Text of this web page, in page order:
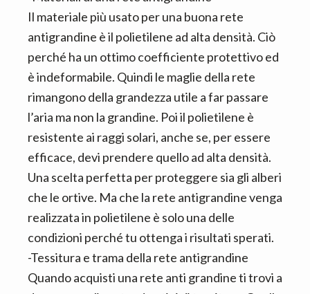
Il materiale più usato per una buona rete
antigrandine è il polietilene ad alta densità. Ciò
perché ha un ottimo coefficiente protettivo ed
è indeformabile. Quindi le maglie della rete
rimangono della grandezza utile a far passare
l’aria ma non la grandine. Poi il polietilene è
resistente ai raggi solari, anche se, per essere
efficace, devi prendere quello ad alta densità.
Una scelta perfetta per proteggere sia gli alberi
che le ortive. Ma che la rete antigrandine venga
realizzata in polietilene è solo una delle
condizioni perché tu ottenga i risultati sperati.
-Tessitura e trama della rete antigrandine
Quando acquisti una rete anti grandine ti trovi a